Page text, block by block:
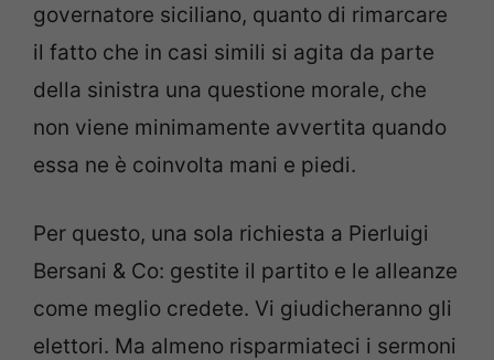
governatore siciliano, quanto di rimarcare
il fatto che in casi simili si agita da parte
della sinistra una questione morale, che
non viene minimamente avvertita quando
essa ne è coinvolta mani e piedi.
Per questo, una sola richiesta a Pierluigi
Bersani & Co: gestite il partito e le alleanze
come meglio credete. Vi giudicheranno gli
elettori. Ma almeno risparmiateci i sermoni